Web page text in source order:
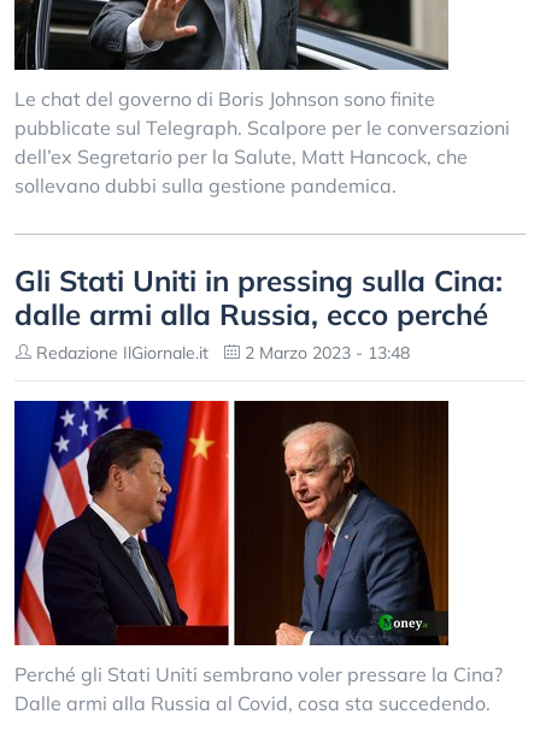
Le chat del governo di Boris Johnson sono finite
pubblicate sul Telegraph. Scalpore per le conversazioni
dell’ex Segretario per la Salute, Matt Hancock, che
sollevano dubbi sulla gestione pandemica.
Gli Stati Uniti in pressing sulla Cina:
dalle armi alla Russia, ecco perché
Redazione IlGiornale.it 2 Marzo 2023 - 13:48
Perché gli Stati Uniti sembrano voler pressare la Cina?
Dalle armi alla Russia al Covid, cosa sta succedendo.